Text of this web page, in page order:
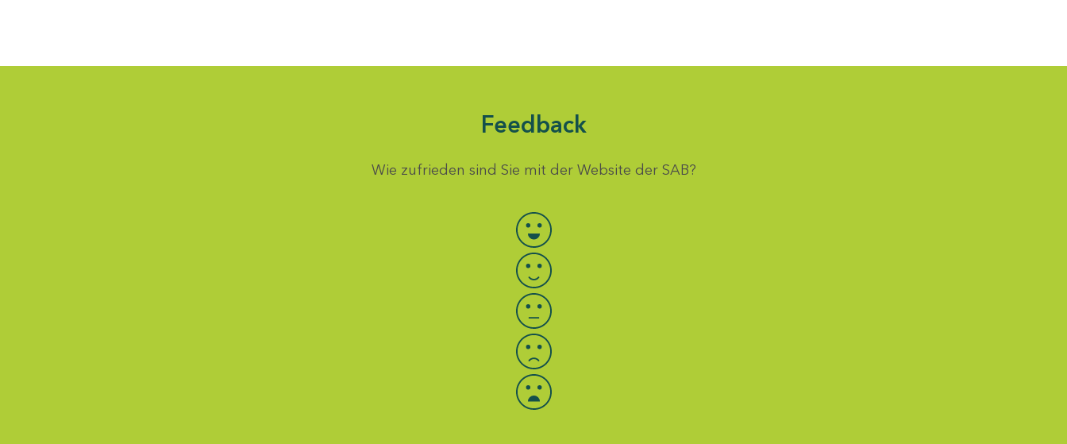
Feedback
Wie zufrieden sind Sie mit der Website der SAB?
Bewertung auswählen